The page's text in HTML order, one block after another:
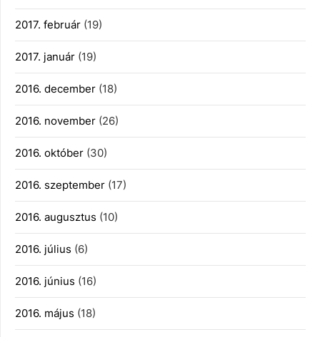
2017. február (19)
2017. január (19)
2016. december (18)
2016. november (26)
2016. október (30)
2016. szeptember (17)
2016. augusztus (10)
2016. július (6)
2016. június (16)
2016. május (18)